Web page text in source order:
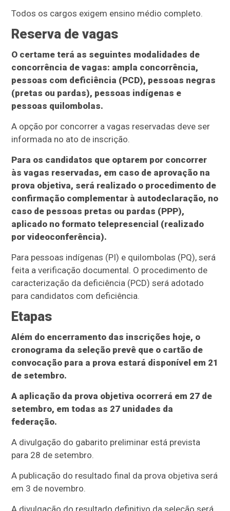
Todos os cargos exigem ensino médio completo.
Reserva de vagas
O certame terá as seguintes modalidades de
concorrência de vagas: ampla concorrência,
pessoas com deficiência (PCD), pessoas negras
(pretas ou pardas), pessoas indígenas e
pessoas quilombolas.
A opção por concorrer a vagas reservadas deve ser
informada no ato de inscrição.
Para os candidatos que optarem por concorrer
às vagas reservadas, em caso de aprovação na
prova objetiva, será realizado o procedimento de
confirmação complementar à autodeclaração, no
caso de pessoas pretas ou pardas (PPP),
aplicado no formato telepresencial (realizado
por videoconferência).
Para pessoas indígenas (PI) e quilombolas (PQ), será
feita a verificação documental. O procedimento de
caracterização da deficiência (PCD) será adotado
para candidatos com deficiência.
Etapas
Além do encerramento das inscrições hoje, o
cronograma da seleção prevê que o cartão de
convocação para a prova estará disponível em 21
de setembro.
A aplicação da prova objetiva ocorrerá em 27 de
setembro, em todas as 27 unidades da
federação.
A divulgação do gabarito preliminar está prevista
para 28 de setembro.
A publicação do resultado final da prova objetiva será
em 3 de novembro.